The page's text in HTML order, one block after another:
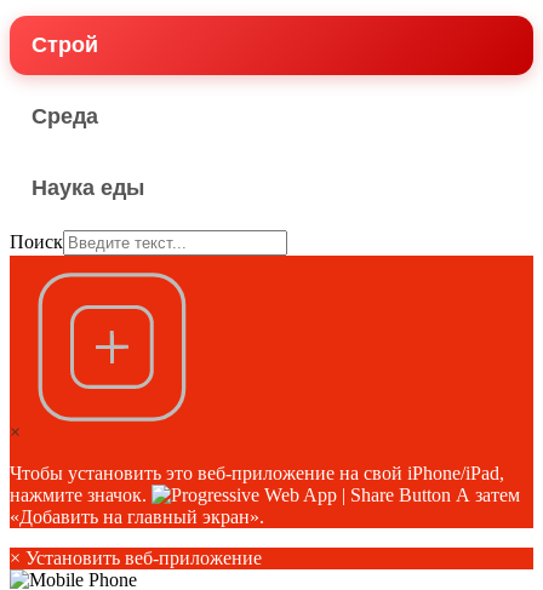
Строй
Среда
Наука еды
Поиск
×
Чтобы установить это веб-приложение на свой iPhone/iPad,
нажмите значок.
А затем
«Добавить на главный экран».
× Установить веб-приложение